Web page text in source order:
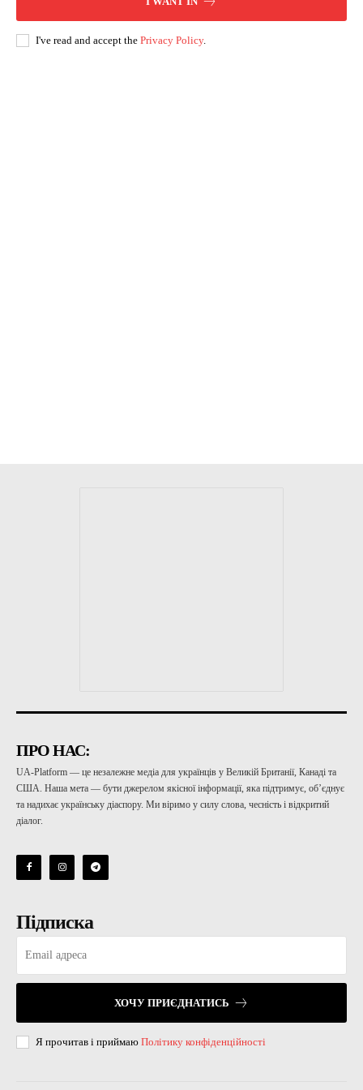
I've read and accept the Privacy Policy.
ПРО НАС:
UA-Platform — це незалежне медіа для українців у Великій Британії, Канаді та
США. Наша мета — бути джерелом якісної інформації, яка підтримує, об’єднує
та надихає українську діаспору. Ми віримо у силу слова, чесність і відкритий
діалог.
Підписка
ХОЧУ ПРИЄДНАТИСЬ
Я прочитав і приймаю Політику конфіденційності